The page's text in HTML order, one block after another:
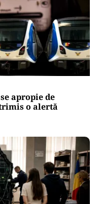
apropie de
o alertă